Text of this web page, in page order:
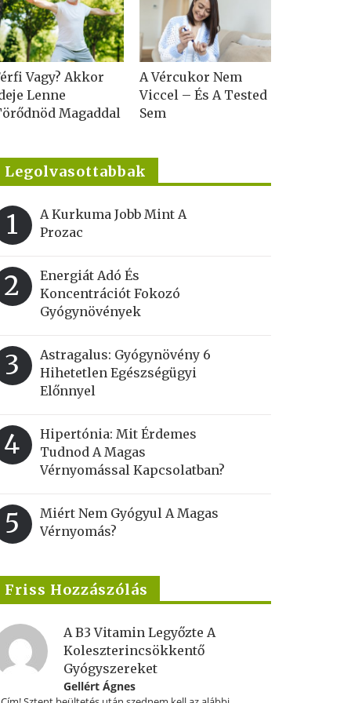
Vagy? Akkor
Lenne
Magaddal
A Vércukor Nem
Viccel – És A Tested
Sem
Legolvasottabbak
1
A Kurkuma Jobb Mint A
Prozac
2
Energiát Adó És
Koncentrációt Fokozó
Gyógynövények
3
Astragalus: Gyógynövény 6
Hihetetlen Egészségügyi
Előnnyel
4
Hipertónia: Mit Érdemes
Tudnod A Magas
Vérnyomással Kapcsolatban?
5
Miért Nem Gyógyul A Magas
Vérnyomás?
Friss Hozzászólás
A B3 Vitamin Legyőzte A
Koleszterincsökkentő
Gyógyszereket
Gellért Ágnes